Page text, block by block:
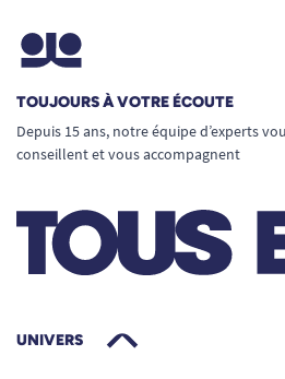
TOUJOURS À VOTRE ÉCOUTE
Depuis 15 ans, notre équipe d’experts
conseillent et vous accompagnent
UNIVERS